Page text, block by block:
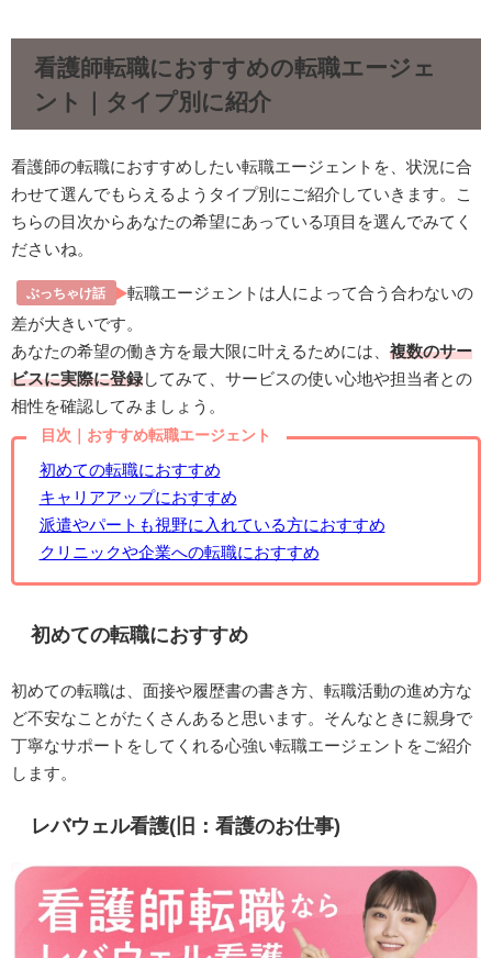
看護師転職におすすめの転職エージェ
ント｜タイプ別に紹介
看護師の転職におすすめしたい転職エージェントを、状況に合
わせて選んでもらえるようタイプ別にご紹介していきます。こ
ちらの目次からあなたの希望にあっている項目を選んでみてく
ださいね。
ぶっちゃけ話
転職エージェントは人によって合う合わないの
差が大きいです。
あなたの希望の働き方を最大限に叶えるためには、 複数のサー
ビスに実際に登録してみて、サービスの使い心地や担当者との
相性を確認してみましょう。
目次｜おすすめ転職エージェント
初めての転職におすすめ
キャリアアップにおすすめ
派遣やパートも視野に入れている方におすすめ
クリニックや企業への転職におすすめ
初めての転職におすすめ
初めての転職は、面接や履歴書の書き方、転職活動の進め方な
ど不安なことがたくさんあると思います。そんなときに親身で
丁寧なサポートをしてくれる心強い転職エージェントをご紹介
します。
レバウェル看護(旧：看護のお仕事)